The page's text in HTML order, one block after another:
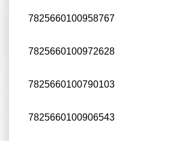
7825660100958767
7825660100972628
7825660100790103
7825660100906543